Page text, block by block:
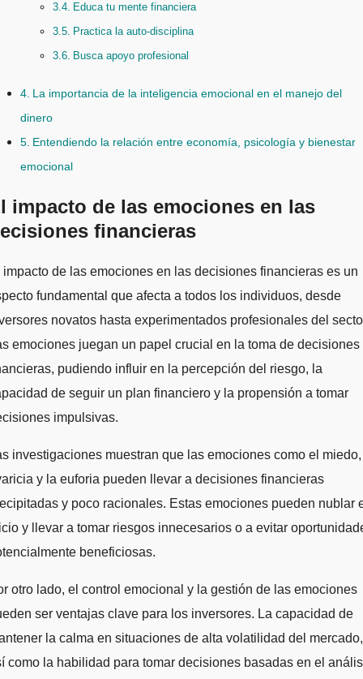
Educa tu mente financiera
Practica la auto-disciplina
Busca apoyo profesional
La importancia de la inteligencia emocional en el manejo del
dinero
Entendiendo la relación entre economía, psicología y bienestar
emocional
impacto de las emociones en las
financieras
impacto de las emociones en las decisiones financieras es un
fundamental que afecta a todos los individuos, desde
novatos hasta experimentados profesionales del
emociones juegan un papel crucial en la toma de decisiones
pudiendo influir en la percepción del riesgo, la
de seguir un plan financiero y la propensión a tomar
impulsivas.
investigaciones muestran que las emociones como el
y la euforia pueden llevar a decisiones financieras
y poco racionales. Estas emociones pueden nublar
y llevar a tomar riesgos innecesarios o a evitar
beneficiosas.
otro lado, el control emocional y la gestión de las emociones
ser ventajas clave para los inversores. La capacidad de
la calma en situaciones de alta volatilidad del mercado,
como la habilidad para tomar decisiones basadas en el